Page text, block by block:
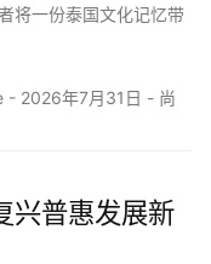
将一份泰国文化记忆带
- 2026年7月31日 - 尚
兴普惠发展新